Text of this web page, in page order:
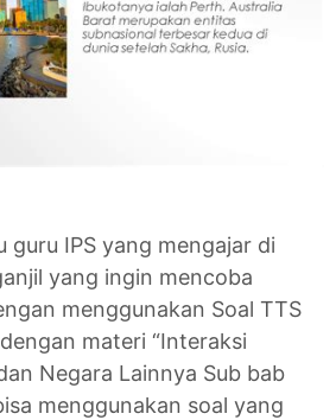
guru IPS yang mengajar di
yang ingin mencoba
menggunakan Soal TTS
materi “Interaksi
Negara Lainnya Sub bab
menggunakan soal yang